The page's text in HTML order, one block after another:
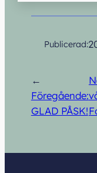
Publicerad:
←
Föregående:
GLAD PÅSK!